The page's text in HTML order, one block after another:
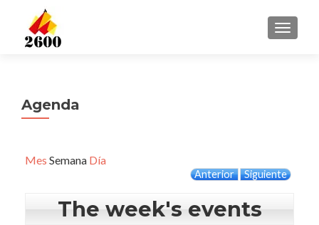
Agenda
Mes Semana Día
Anterior Siguiente
The week's events